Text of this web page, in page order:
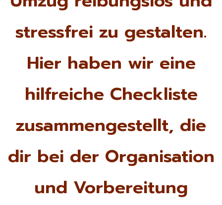
stressfrei zu gestalten.
Hier haben wir eine
hilfreiche Checkliste
zusammengestellt, die
dir bei der Organisation
und Vorbereitung